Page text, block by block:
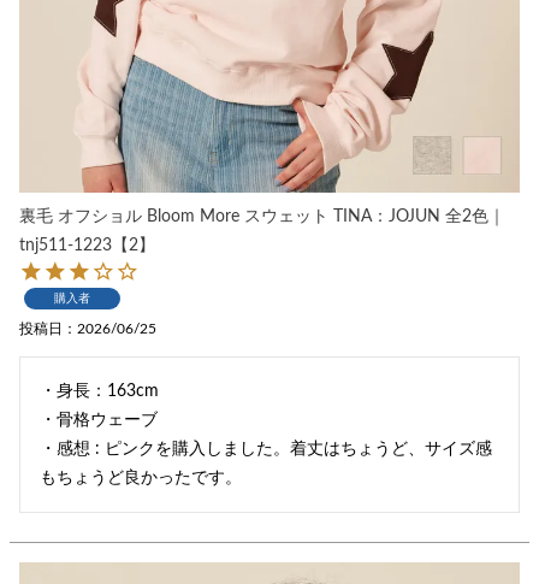
裏毛 オフショル Bloom More スウェット TINA：JOJUN 全2色｜
tnj511-1223【2】
購入者
投稿日 2026/06/25
・身長：163cm
・骨格ウェーブ
・感想 : ピンクを購入しました。着丈はちょうど、サイズ感